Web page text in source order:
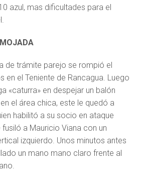
azul, mas dificultades para el
de trámite parejo se rompió el
en el Teniente de Rancagua. Luego
«caturra» en despejar un balón
el área chica, este le quedó a
habilitó a su socio en ataque
a Mauricio Viana con un
izquierdo. Unos minutos antes
un mano mano claro frente al